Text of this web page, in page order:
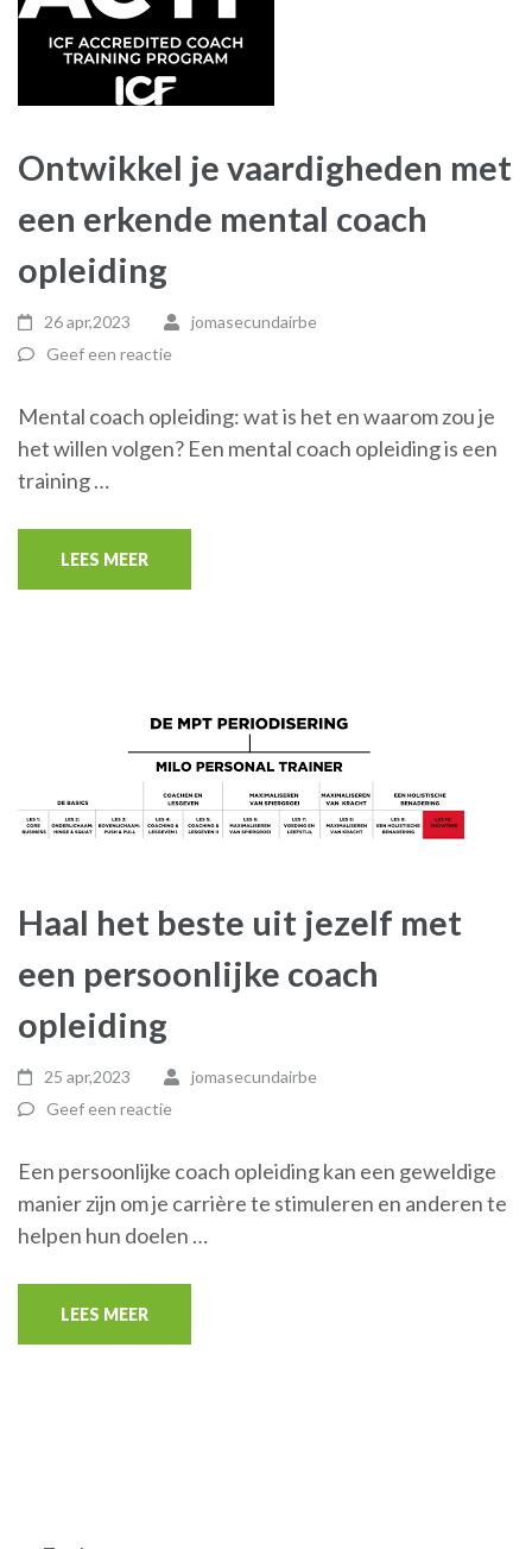
Ontwikkel je vaardigheden met
een erkende mental coach
opleiding
26 apr,2023
jomasecundairbe
Geef een reactie
Mental coach opleiding: wat is het en waarom zou je
het willen volgen? Een mental coach opleiding is een
training …
LEES MEER
Haal het beste uit jezelf met
een persoonlijke coach
opleiding
25 apr,2023
jomasecundairbe
Geef een reactie
Een persoonlijke coach opleiding kan een geweldige
manier zijn om je carrière te stimuleren en anderen te
helpen hun doelen …
LEES MEER